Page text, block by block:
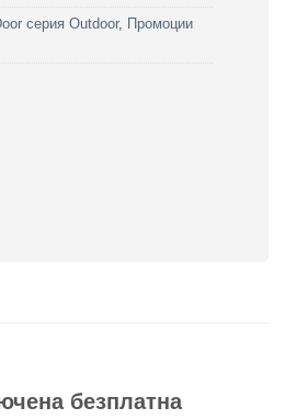
серия Outdoor, Промоции
безплатна